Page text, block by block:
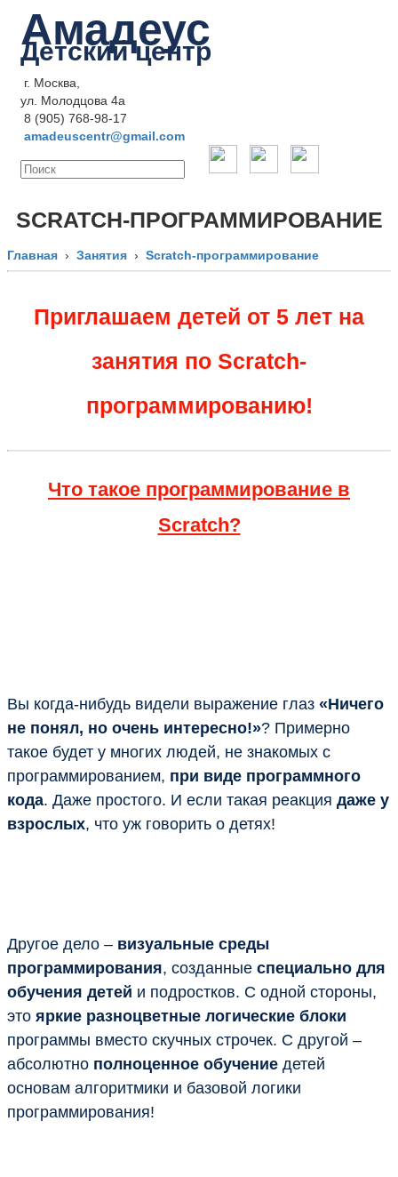
Амадеус
Детский центр
г. Москва,
ул. Молодцова 4a
8 (905) 768-98-17
amadeuscentr@gmail.com
SCRATCH-ПРОГРАММИРОВАНИЕ
Главная › Занятия › Scratch-программирование
Приглашаем детей от 5 лет на
занятия по Scratch-
программированию!
Что такое программирование в
Scratch?
Вы когда-нибудь видели выражение глаз «Ничего
не понял, но очень интересно!»? Примерно
такое будет у многих людей, не знакомых с
программированием, при виде программного
кода. Даже простого. И если такая реакция даже у
взрослых, что уж говорить о детях!
Другое дело – визуальные среды
программирования, созданные специально для
обучения детей и подростков. С одной стороны,
это яркие разноцветные логические блоки
программы вместо скучных строчек. С другой –
абсолютно полноценное обучение детей
основам алгоритмики и базовой логики
программирования!